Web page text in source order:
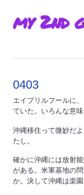
my 2nd
0403
エイプリルフールに
ていた。いろんな意
沖縄移住って微妙だ
たし。
確かに沖縄には放射
がある。米軍基地の
か。決して沖縄は楽園